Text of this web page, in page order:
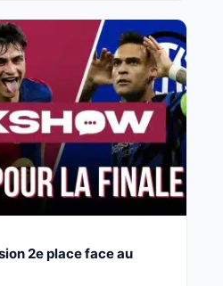
2e place face au